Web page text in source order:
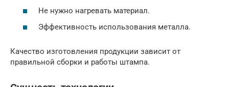
Не нужно нагревать материал.
Эффективность использования металла.
Качество изготовления продукции зависит от
правильной сборки и работы штампа.